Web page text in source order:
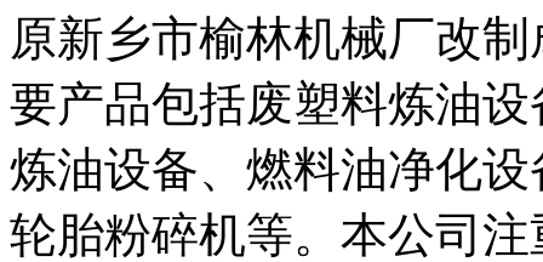
原新乡市榆林机械厂改
要产品包括废塑料炼油
炼油设备、燃料油净化
轮胎粉碎机等。本公司